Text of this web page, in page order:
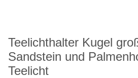
Teelichthalter Kugel
Sandstein und
Teelicht